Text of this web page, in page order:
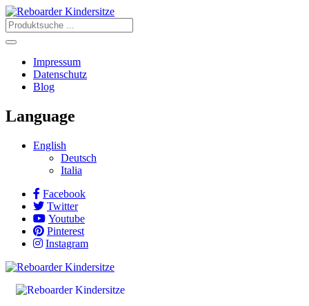
Impressum
Datenschutz
Blog
Language
English
Deutsch
Italia
Facebook
Twitter
Youtube
Pinterest
Instagram